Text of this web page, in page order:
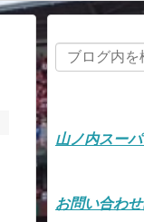
山ノ内スー
お問い合わ